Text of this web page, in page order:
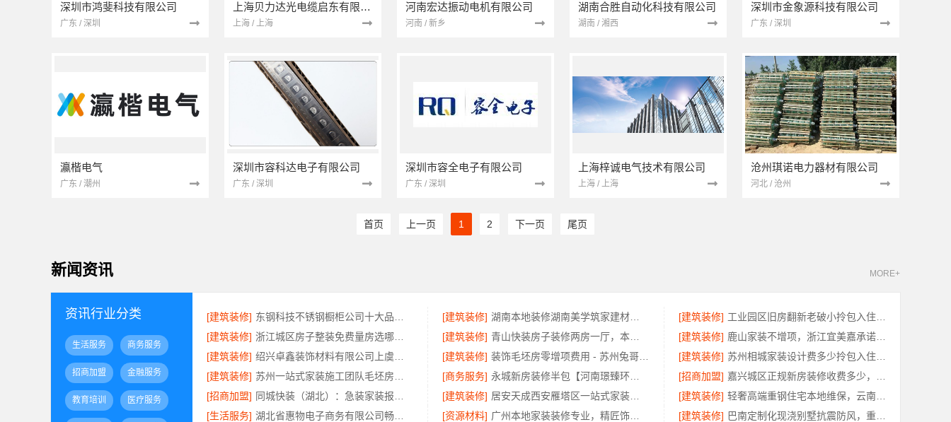
深圳市鸿斐科技有限公司
广东 / 深圳
上海贝力达光电缆启东有限公司
上海 / 上海
河南宏达振动电机有限公司
河南 / 新乡
湖南合胜自动化科技有限公司
湖南 / 湘西
深圳市金象源科技有限公司
广东 / 深圳
瀛楷电气
广东 / 潮州
深圳市容科达电子有限公司
广东 / 深圳
深圳市容全电子有限公司
广东 / 深圳
上海梓诚电气技术有限公司
上海 / 上海
沧州琪诺电力器材有限公司
河北 / 沧州
首页 上一页 1 2 下一页 尾页
新闻资讯 MORE+
资讯行业分类
生活服务 商务服务
招商加盟 金融服务
教育培训 医疗服务
[建筑装修] [建筑装修] [建筑装修]
工业园区旧房翻新老破小拎包入住，苏州兔哥哥智装新材料有限公司一站式服务
[建筑装修]
[建筑装修] [建筑装修]
鹿山家装不增项，浙江宜美嘉承诺每笔增项事先确认
[建筑装修]
[建筑装修] [建筑装修]
苏州相城家装设计费多少拎包入住选苏州百年豪庭新材料有限公司
[建筑装修]
[商务服务] [招商加盟]
[招商加盟]
[建筑装修] [建筑装修]
轻奢高端重钢住宅本地维保，云南晟构建筑建材有限公司
[生活服务]
[资源材料] [建筑装修]
巴南定制化现浇别墅抗震防风，重庆御墅品质保障